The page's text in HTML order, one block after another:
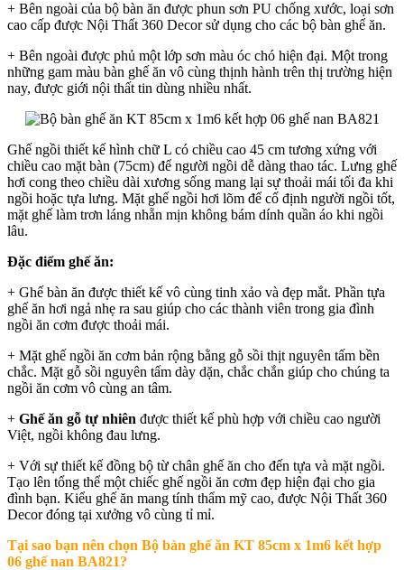
+ Bên ngoài của bộ bàn ăn được phun sơn PU chống xước, loại sơn
cao cấp được Nội Thất 360 Decor sử dụng cho các bộ bàn ghế ăn.
+ Bên ngoài được phủ một lớp sơn màu óc chó hiện đại. Một trong
những gam màu bàn ghế ăn vô cùng thịnh hành trên thị trường hiện
nay, được giới nội thất tin dùng nhiều nhất.
Ghế ngồi thiết kế hình chữ L có chiều cao 45 cm tương xứng với
chiều cao mặt bàn (75cm) để người ngồi dễ dàng thao tác. Lưng ghế
hơi cong theo chiều dài xương sống mang lại sự thoải mái tối đa khi
ngồi hoặc tựa lưng. Mặt ghế ngồi hơi lõm để cố định người ngồi tốt,
mặt ghế làm trơn láng nhẵn mịn không bám dính quần áo khi ngồi
lâu.
Đặc điểm ghế ăn:
+ Ghế bàn ăn được thiết kế vô cùng tinh xảo và đẹp mắt. Phần tựa
ghế ăn hơi ngả nhẹ ra sau giúp cho các thành viên trong gia đình
ngồi ăn cơm được thoải mái.
+ Mặt ghế ngồi ăn cơm bản rộng bằng gỗ sồi thịt nguyên tấm bền
chắc. Mặt gỗ sồi nguyên tấm dày dặn, chắc chắn giúp cho chúng ta
ngồi ăn cơm vô cùng an tâm.
+ Ghế ăn gỗ tự nhiên được thiết kế phù hợp với chiều cao người
Việt, ngồi không đau lưng.
+ Với sự thiết kế đồng bộ từ chân ghế ăn cho đến tựa và mặt ngồi.
Tạo lên tổng thể một chiếc ghế ngồi ăn cơm đẹp hiện đại cho gia
đình bạn. Kiểu ghế ăn mang tính thẩm mỹ cao, được Nội Thất 360
Decor đóng tại xưởng vô cùng tỉ mỉ.
Tại sao bạn nên chọn Bộ bàn ghế ăn KT 85cm x 1m6 kết hợp
06 ghế nan BA821?